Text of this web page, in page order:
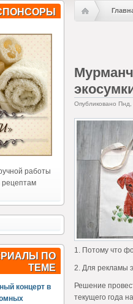
работы
рецептам
ПО
ТЕМЕ
концерт в
Опубликовано
1. Потому что
2. Для рекламы
Решение
текущего года